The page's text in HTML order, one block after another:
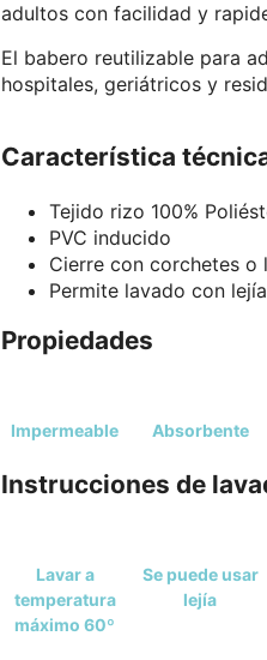
adultos con facilidad y
El babero reutilizable para
hospitales, geriátricos y
Característica
Tejido rizo 100%
PVC inducido
Cierre con corchetes o
Permite lavado con lejía
Propiedades
Impermeable Absorbente
Instrucciones de
Lavar a
temperatura
máximo 60º
Se puede usar
lejía